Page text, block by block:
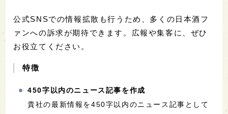
公式SNSでの情報拡散も行うため、多くの日本酒フ
ァンへの訴求が期待できます。広報や集客に、ぜひ
お役立てください。
特徴
450字以内のニュース記事を作成
貴社の最新情報を450字以内のニュース記事として